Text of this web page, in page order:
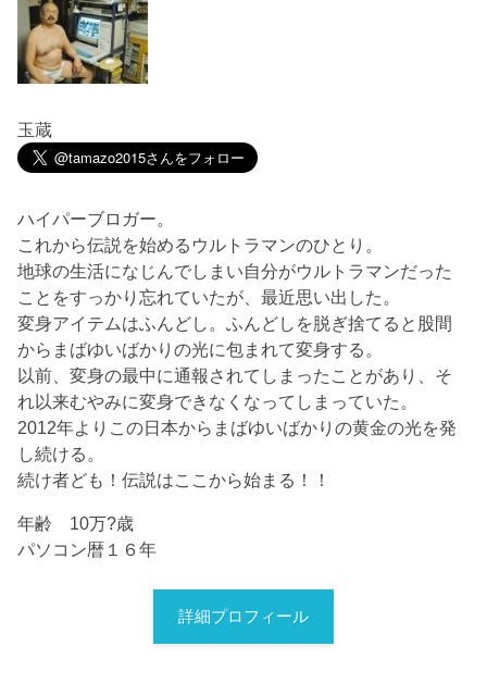
玉蔵
ハイパーブロガー。
これから伝説を始めるウルトラマンのひとり。
地球の生活になじんでしまい自分がウルトラマンだった
ことをすっかり忘れていたが、最近思い出した。
変身アイテムはふんどし。ふんどしを脱ぎ捨てると股間
からまばゆいばかりの光に包まれて変身する。
以前、変身の最中に通報されてしまったことがあり、そ
れ以来むやみに変身できなくなってしまっていた。
2012年よりこの日本からまばゆいばかりの黄金の光を発
し続ける。
続け者ども！伝説はここから始まる！！
年齢 10万?歳
パソコン暦１６年
詳細プロフィール